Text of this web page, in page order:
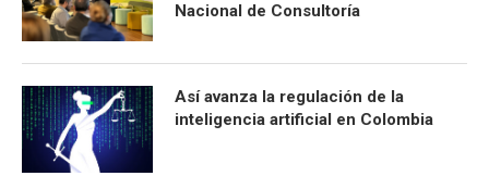
Nacional de Consultoría
Así avanza la regulación de la
inteligencia artificial en Colombia